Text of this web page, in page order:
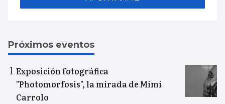
Próximos eventos
Exposición fotográfica
"Photomorfosis", la mirada de Mimi
Carrolo